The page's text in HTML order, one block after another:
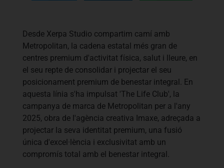
Desde Xerpa Studio compartim camí amb
Metropolitan, la cadena estatal més gran de
centres premium d'activitat física, salut i lleure, en
el seu repte de consolidar i projectar el seu
posicionament premium de benestar integral. En
aquesta línia s'ha impulsat 'The Life Club', la
campanya de marca de Metropolitan per a l'any
2025, obra de l'agència creativa Imaxe, adreçada a
projectar la seva identitat premium, una fusió
única d'excel·lència i exclusivitat amb un
compromís total amb el benestar integral.